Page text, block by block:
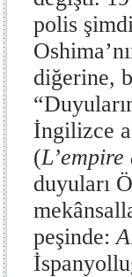
polis
diğerine,
İngilizce
(L’empire
duyuları
peşinde: